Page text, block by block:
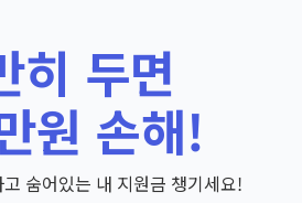
히 두면
원 손해!
숨어있는 내 지원금 챙기세요!